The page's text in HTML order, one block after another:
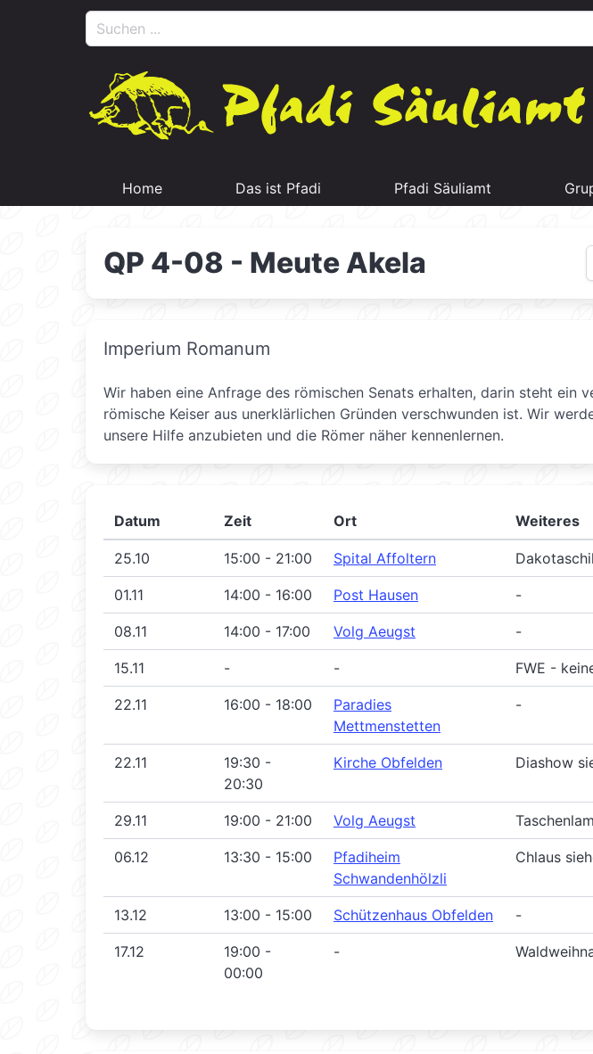
Home Das ist Pfadi Pfadi Säuliamt
QP 4-08 - Meute Akela
Imperium Romanum
Wir haben eine Anfrage des römischen Senats erhalten, darin steht ein
römische Keiser aus unerklärlichen Gründen verschwunden ist. Wir
unsere Hilfe anzubieten und die Römer näher kennenlernen.
Datum Zeit Ort Weiteres
25.10 15:00 - 21:00 Spital Affoltern
01.11 14:00 - 16:00 Post Hausen -
08.11 14:00 - 17:00 Volg Aeugst -
15.11 - - FWE -
22.11 16:00 - 18:00
Paradies
Mettmenstetten
-
22.11
19:30 -
20:30
Kirche Obfelden Diashow
29.11 19:00 - 21:00 Volg Aeugst
06.12 13:30 - 15:00
Pfadiheim
Schwandenhölzli
Chlaus
13.12 13:00 - 15:00 Schützenhaus Obfelden -
17.12
19:00 -
00:00
-